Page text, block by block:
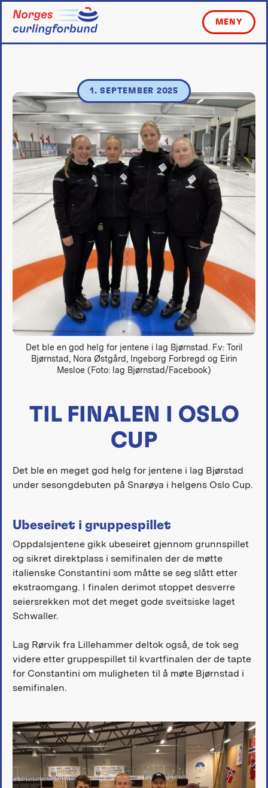
content
MENY
1. SEPTEMBER 2025
Det ble en god helg for jentene i lag Bjørnstad. F.v: Toril
Bjørnstad, Nora Østgård, Ingeborg Forbregd og Eirin
Mesloe (Foto: lag Bjørnstad/Facebook)
TIL FINALEN I OSLO
CUP
Det ble en meget god helg for jentene i lag Bjørstad
under sesongdebuten på Snarøya i helgens Oslo Cup.
Ubeseiret i gruppespillet
Oppdalsjentene gikk ubeseiret gjennom grunnspillet
og sikret direktplass i semifinalen der de møtte
italienske Constantini som måtte se seg slått etter
ekstraomgang. I finalen derimot stoppet desverre
seiersrekken mot det meget gode sveitsiske laget
Schwaller.
Lag Rørvik fra Lillehammer deltok også, de tok seg
videre etter gruppespillet til kvartfinalen der de tapte
for Constantini om muligheten til å møte Bjørnstad i
semifinalen.